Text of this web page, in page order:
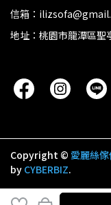
信箱：
地址：桃園市龍潭區聖
Copyright © 愛麗絲
by CYBERBIZ.